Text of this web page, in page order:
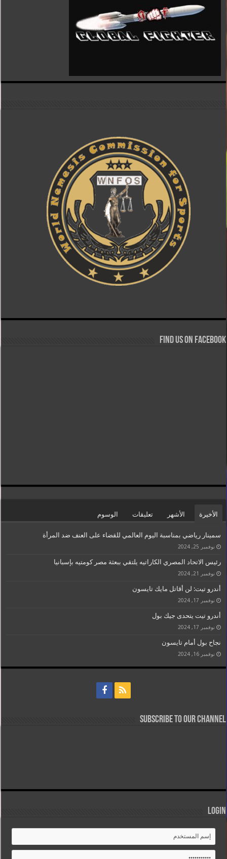
Find us on Facebook
الأخيرة الأشهر تعليقات الوسوم
سمينار رياضي بمناسبة اليوم العالمي للقضاء على العنف ضد المرأة
نوفمبر 25, 2024
رئيس الاتحاد المصري الكاراتيه يلتقي ببعثة مصر كومتيه بإسبانيا
نوفمبر 21, 2024
أندرو تيت: لن أقاتل مايك تايسون
نوفمبر 17, 2024
أندرو تيت يتحدى جيك بول
نوفمبر 17, 2024
نجاح بول أمام تايسون
نوفمبر 16, 2024
Subscribe to our Channel
Login